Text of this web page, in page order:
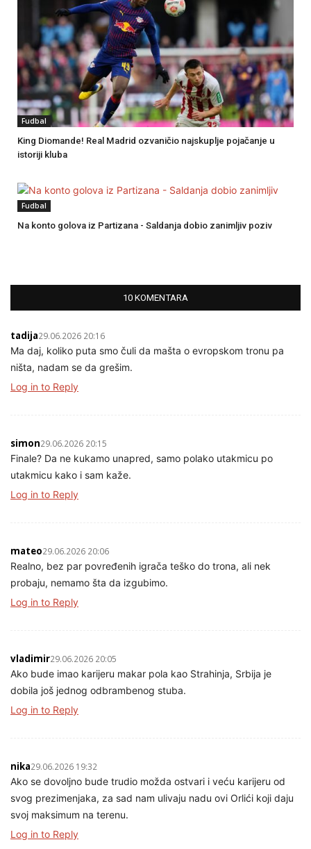
Fudbal
King Diomande! Real Madrid ozvaničio najskuplje pojačanje u
istoriji kluba
Fudbal
Na konto golova iz Partizana - Saldanja dobio zanimljiv poziv
10 KOMENTARA
tadija29.06.2026 20:16
Ma daj, koliko puta smo čuli da mašta o evropskom tronu pa
ništa, nadam se da grešim.
Log in to Reply
simon29.06.2026 20:15
Finale? Da ne kukamo unapred, samo polako utakmicu po
utakmicu kako i sam kaže.
Log in to Reply
mateo29.06.2026 20:06
Realno, bez par povređenih igrača teško do trona, ali nek
probaju, nemamo šta da izgubimo.
Log in to Reply
vladimir29.06.2026 20:05
Ako bude imao karijeru makar pola kao Strahinja, Srbija je
dobila još jednog odbrambenog stuba.
Log in to Reply
nika29.06.2026 19:32
Ako se dovoljno bude trudio možda ostvari i veću karijeru od
svog prezimenjaka, za sad nam ulivaju nadu ovi Orlići koji daju
svoj maksimum na terenu.
Log in to Reply